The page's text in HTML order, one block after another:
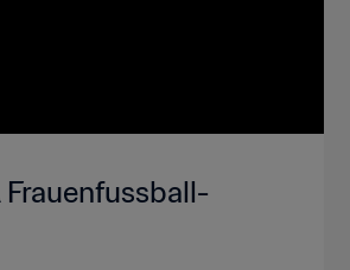
Frauenfussball-